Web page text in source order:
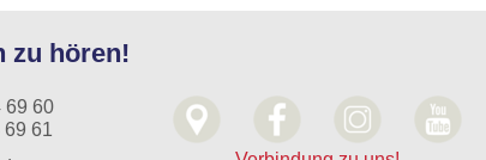
zu hören!
69 60
69 61